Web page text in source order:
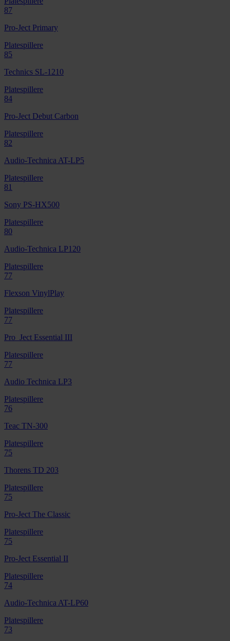
87
Pro-Ject Primary
Platespillere
85
Technics SL-1210
Platespillere
84
Pro-Ject Debut Carbon
Platespillere
82
Audio-Technica AT-LP5
Platespillere
81
Sony PS-HX500
Platespillere
80
Audio-Technica LP120
Platespillere
77
Flexson VinylPlay
Platespillere
77
Pro_Ject Essential III
Platespillere
77
Audio Technica LP3
Platespillere
76
Teac TN-300
Platespillere
75
Thorens TD 203
Platespillere
75
Pro-Ject The Classic
Platespillere
75
Pro-Ject Essential II
Platespillere
74
Audio-Technica AT-LP60
Platespillere
73